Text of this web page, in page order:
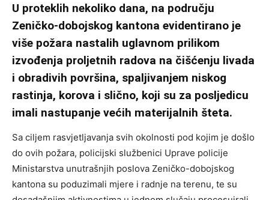
U proteklih nekoliko dana, na području
Zeničko-dobojskog kantona evidentirano je
više požara nastalih uglavnom prilikom
izvođenja proljetnih radova na čišćenju livada
i obradivih površina, spaljivanjem niskog
rastinja, korova i slično, koji su za posljedicu
imali nastupanje većih materijalnih šteta.
Sa ciljem rasvjetljavanja svih okolnosti pod kojim je došlo
do ovih požara, policijski službenici Uprave policije
Ministarstva unutrašnjih poslova Zeničko-dobojskog
kantona su poduzimali mjere i radnje na terenu, te su